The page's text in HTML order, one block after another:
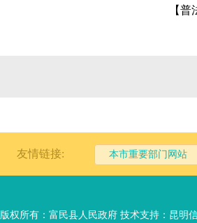
【
友情链接: 本市重要部门网站
版权所有：富民县人民政府 技术支持： 昆明